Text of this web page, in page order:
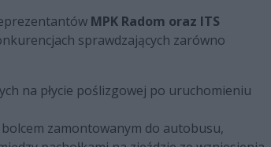
MPK Radom oraz ITS
sprawdzających zarówno
na płycie poślizgowej po uruchomieniu
zamontowanym do autobusu,